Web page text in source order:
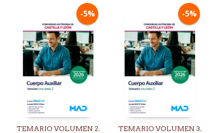
-5%
TEMARIO VOLUMEN 2.
-5%
TEMARIO VOLUMEN 3.